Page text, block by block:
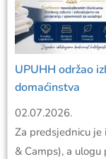
UPUHH održao
domaćinstva
02.07.2026.
Za predsjednicu je
& Camps), a